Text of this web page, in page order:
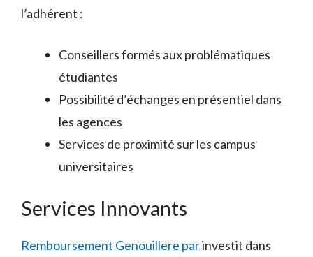
l’adhérent :
Conseillers formés aux problématiques
étudiantes
Possibilité d’échanges en présentiel dans
les agences
Services de proximité sur les campus
universitaires
Services Innovants
Remboursement Genouillere parinvestit dans